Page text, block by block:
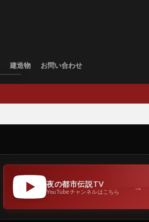
建造物 お問い合わせ
夜の都市伝説TV
YouTubeチャンネルはこちら →